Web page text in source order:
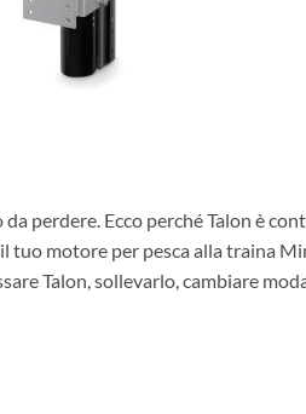
perdere. Ecco perché Talon è
motore per pesca alla traina
Talon, sollevarlo, cambiare